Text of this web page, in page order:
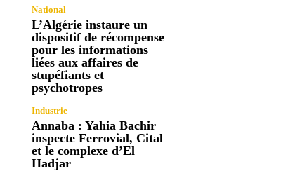
National
L’Algérie instaure un
dispositif de récompense
pour les informations
liées aux affaires de
stupéfiants et
psychotropes
Industrie
Annaba : Yahia Bachir
inspecte Ferrovial, Cital
et le complexe d’El
Hadjar